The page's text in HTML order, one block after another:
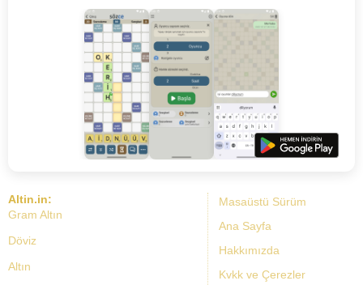
Masaüstü Sürüm
Ana Sayfa
Hakkımızda
Kvkk ve Çerezler
Altin.in:
Gram Altın
Döviz
Altın